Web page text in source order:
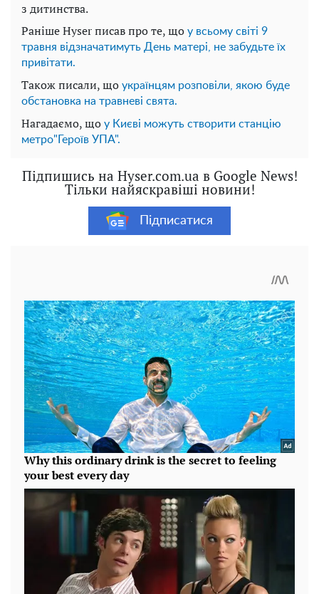
з дитинства.
Раніше Hyser писав про те, що у всьому світі 9
травня відзначатимуть День матері, не забудьте їх
привітати.
Також писали, що українцям розповіли, якою буде
обстановка на травневі свята.
Нагадаємо, що у Києві можуть створити станцію
метро"Героїв УПА".
Підпишись на Hyser.com.ua в Google News!
Тільки найяскравіші новини!
Підписатися